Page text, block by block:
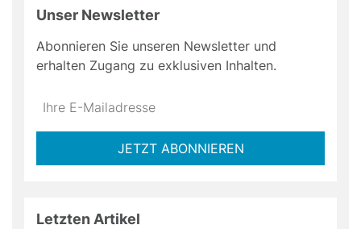
Unser Newsletter
Abonnieren Sie unseren Newsletter und
erhalten Zugang zu exklusiven Inhalten.
Do
*Ihre
JETZT ABONNIEREN
Letzten Artikel